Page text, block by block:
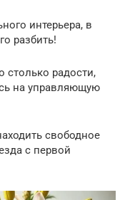
интерьера, в
разбить!
радости,
на управляющую
свободное
с первой